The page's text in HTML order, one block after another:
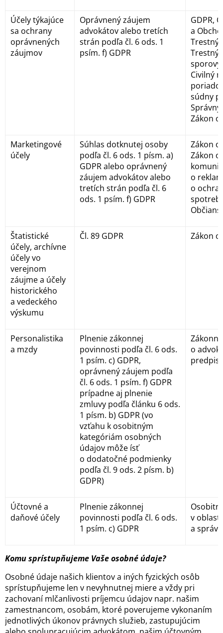
Účely týkajúce
sa ochrany
oprávnených
záujmov
Oprávnený záujem
advokátov alebo tretích
strán podľa čl. 6 ods. 1
psím. f) GDPR
GDPR,
a
Trestný
Trestný
Civilný
súdny
Zákon
Marketingové
účely
Súhlas dotknutej osoby
podľa čl. 6 ods. 1 písm. a)
GDPR alebo oprávnený
záujem advokátov alebo
tretích strán podľa čl. 6
ods. 1 psím. f) GDPR
Zákon o
Zákon
o
o
Štatistické
účely, archívne
účely vo
verejnom
záujme a účely
historického
a vedeckého
výskumu
Čl. 89 GDPR Zákon
Personalistika
a mzdy
Plnenie zákonnej
povinnosti podľa čl. 6 ods.
1 psím. c) GDPR,
oprávnený záujem podľa
čl. 6 ods. 1 psím. f) GDPR
prípadne aj plnenie
zmluvy podľa článku 6 ods.
1 písm. b) GDPR (vo
vzťahu k osobitným
kategóriám osobných
údajov môže ísť
o dodatočné podmienky
podľa čl. 9 ods. 2 písm. b)
GDPR)
o
predpisy
Účtovné a
daňové účely
Plnenie zákonnej
povinnosti podľa čl. 6 ods.
1 psím. c) GDPR
v
a
Komu sprístupňujeme Vaše osobné údaje?
Osobné údaje našich klientov a iných fyzických osôb
sprístupňujeme len v nevyhnutnej miere a vždy pri
zachovaní mlčanlivosti príjemcu údajov napr. našim
zamestnancom, osobám, ktoré poverujeme vykonaním
jednotlivých úkonov právnych služieb, zastupujúcim